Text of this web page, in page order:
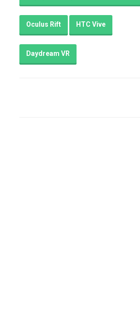
Oculus Rift HTC Vive
Daydream VR